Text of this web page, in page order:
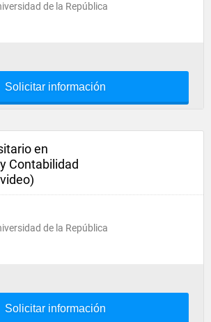
de la República
Solicitar información
en
Contabilidad
de la República
Solicitar información